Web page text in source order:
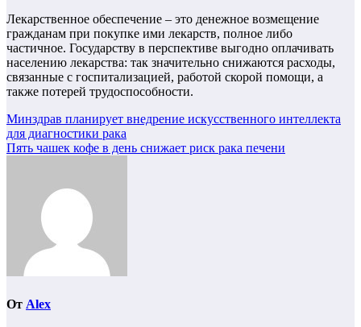
Лекарственное обеспечение – это денежное возмещение
гражданам при покупке ими лекарств, полное либо
частичное. Государству в перспективе выгодно оплачивать
населению лекарства: так значительно снижаются расходы,
связанные с госпитализацией, работой скорой помощи, а
также потерей трудоспособности.
Навигация
по
Минздрав планирует внедрение искусственного интеллекта
для диагностики рака
Пять чашек кофе в день снижает риск рака печени
От Alex